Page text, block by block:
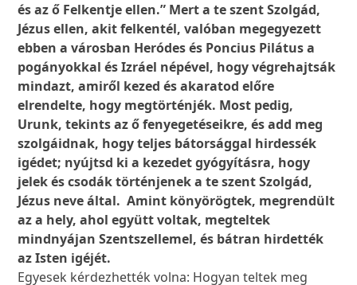
és az ő Felkentje ellen.” Mert a te szent Szolgád,
Jézus ellen, akit felkentél, valóban megegyezett
ebben a városban Heródes és Poncius Pilátus a
pogányokkal és Izráel népével, hogy végrehajtsák
mindazt, amiről kezed és akaratod előre
elrendelte, hogy megtörténjék. Most pedig,
Urunk, tekints az ő fenyegetéseikre, és add meg
szolgáidnak, hogy teljes bátorsággal hirdessék
igédet; nyújtsd ki a kezedet gyógyításra, hogy
jelek és csodák történjenek a te szent Szolgád,
Jézus neve által. Amint könyörögtek, megrendült
az a hely, ahol együtt voltak, megteltek
mindnyájan Szentszellemel, és bátran hirdették
az Isten igéjét.
Egyesek kérdezhették volna: Hogyan teltek meg